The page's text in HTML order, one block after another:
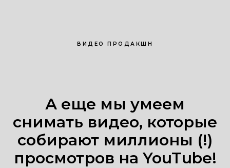
ВИДЕО ПРОДАКШН
А еще мы умеем
снимать видео, которые
собирают миллионы (!)
просмотров на YouTube!